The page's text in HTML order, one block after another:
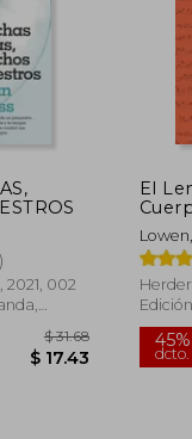
$ 66.09
$ 36.35
2021, 002
El
Herder
Nuevo